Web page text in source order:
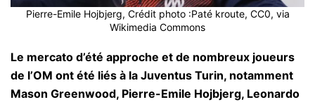
Pierre-Emile Hojbjerg, Crédit photo :Paté kroute, CC0, via
Wikimedia Commons
Le mercato d’été approche et de nombreux joueurs
de l’OM ont été liés à la Juventus Turin, notamment
Mason Greenwood, Pierre-Emile Hojbjerg, Leonardo